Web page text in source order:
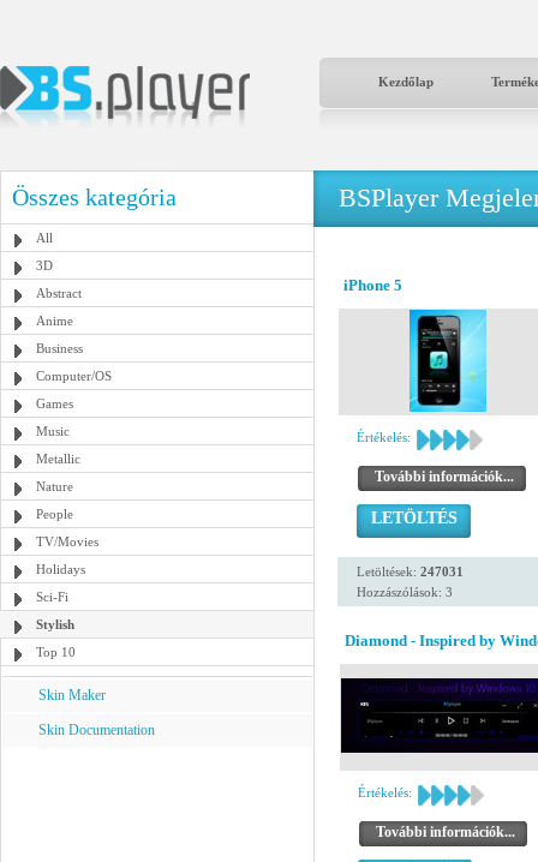
Kezdőlap
Összes kategória
All
3D
Abstract
Anime
Business
Computer/OS
Games
Music
Metallic
Nature
People
TV/Movies
Holidays
Sci-Fi
Stylish
Top 10
Skin Maker
Skin Documentation
BSPlayer
iPhone 5
Értékelés:
További információk...
LETÖLTÉS
Letöltések: 247031
Hozzászólások: 3
Diamond - Inspired by
Értékelés:
További információk...